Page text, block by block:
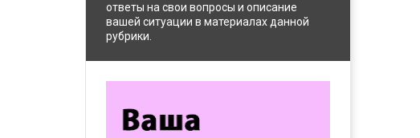
ответы на свои вопросы и описание
вашей ситуации в материалах данной
рубрики.